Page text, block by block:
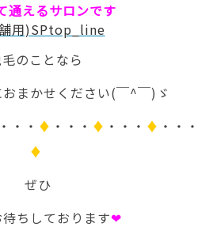
通えるサロンです
のことなら
まかせください(￣^￣)ゞ
・・・ ♦ ・・・ ♦ ・・・ ♦ ・・・
♦
ぜひ
ちしております❤